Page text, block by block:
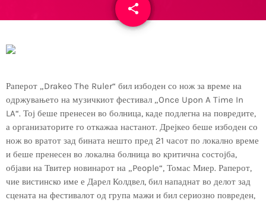
share
email
Раперот „Drakeo The Ruler“ бил избоден со нож за време на
одржувањето на музичкиот фестивал „Once Upon A Time In
LA“. Тој беше пренесен во болница, каде подлегна на повредите,
а организаторите го откажаа настанот. Дрејкео беше избоден со
нож во вратот зад бината нешто пред 21 часот по локално време
и беше пренесен во локална болница во критична состојба,
објави на Твитер новинарот на „People“, Томас Миер. Раперот,
чие вистинско име е Дарел Колдвел, бил нападнат во делот зад
сцената на фестивалот од група мажи и бил сериозно повреден,